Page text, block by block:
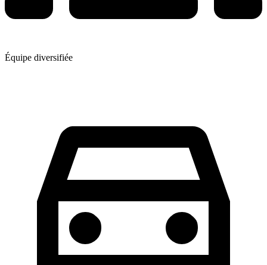
Équipe diversifiée